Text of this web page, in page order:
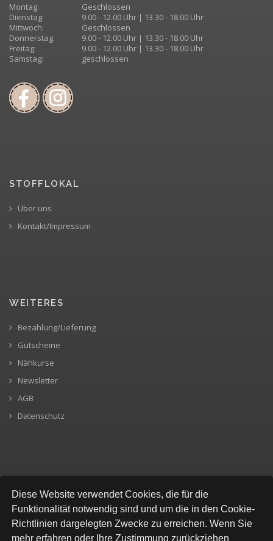
Diese Website verwendet Cookies, die für die
Funktionalität notwendig sind und um die in den Cookie-
Richtlinien dargelegten Zwecke zu erreichen. Wenn Sie
mehr erfahren oder Ihre Zustimmung zurückziehen
Montag:
Geschlossen
Dienstag:
9.00 - 12.00 Uhr | 13.30 - 18.00 Uhr
Mittwoch:
Geschlossen
Donnerstag:
9.00 - 12.00 Uhr | 13.30 - 18.00 Uhr
Freitag:
9.00 - 12.00 Uhr | 13.30 - 18.00 Uhr
Samstag:
geschlossen
STOFFLOKAL
Über uns
Kontakt/Impressum
WEITERES
Bezahlung/Lieferung
Gutscheine
Nähkurse
Newsletter
AGB
Datenschutz
SICHERE BEZAHLUNG